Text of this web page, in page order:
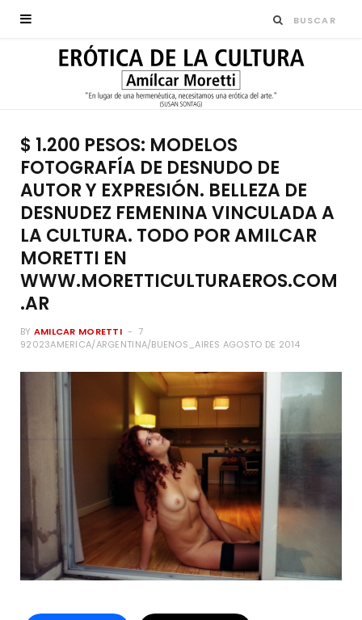
$ 1.200 PESOS: MODELOS
FOTOGRAFÍA DE DESNUDO DE
AUTOR Y EXPRESIÓN. BELLEZA DE
DESNUDEZ FEMENINA VINCULADA A
LA CULTURA. TODO POR AMILCAR
MORETTI EN
WWW.MORETTICULTURAEROS.COM
.AR
BY AMILCAR MORETTI
7
92023AMERICA/ARGENTINA/BUENOS_AIRES AGOSTO DE 2014